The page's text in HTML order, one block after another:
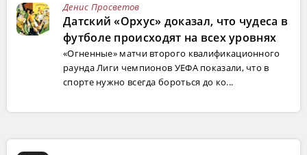
Денис Просветов
Датский «Орхус» доказал, что чудеса в
футболе происходят на всех уровнях
«Огненные» матчи второго квалификационного
раунда Лиги чемпионов УЕФА показали, что в
спорте нужно всегда бороться до ко...